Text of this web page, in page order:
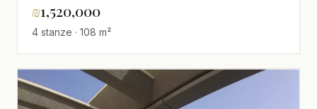
edificio
₪1,520,000
4 stanze · 108 m²